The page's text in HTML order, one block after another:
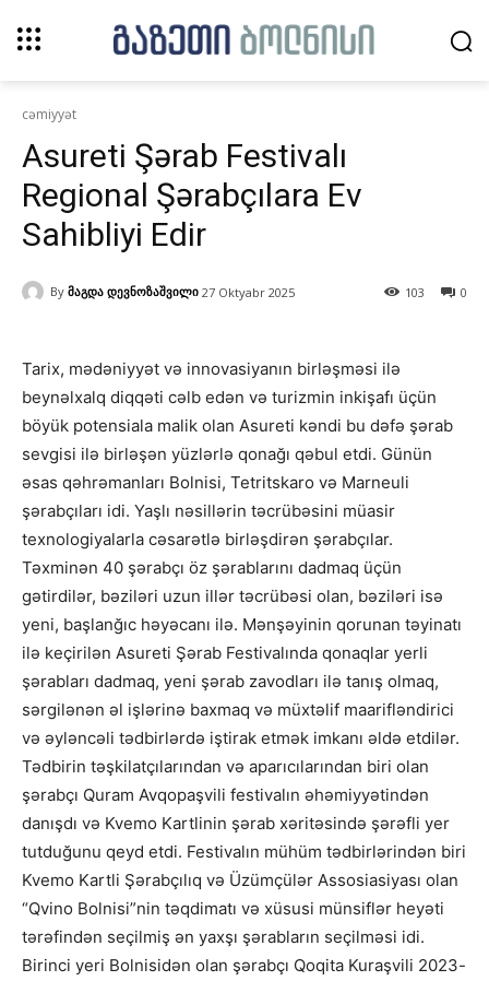
cəmiyyət
Asureti Şərab Festivalı
Regional Şərabçılara Ev
Sahibliyi Edir
By მაგდა დევნოზაშვილი 27 Oktyabr 2025 0
103
Tarix, mədəniyyət və innovasiyanın birləşməsi ilə
beynəlxalq diqqəti cəlb edən və turizmin inkişafı üçün
böyük potensiala malik olan Asureti kəndi bu dəfə şərab
sevgisi ilə birləşən yüzlərlə qonağı qəbul etdi. Günün
əsas qəhrəmanları Bolnisi, Tetritskaro və Marneuli
şərabçıları idi. Yaşlı nəsillərin təcrübəsini müasir
texnologiyalarla cəsarətlə birləşdirən şərabçılar.
Təxminən 40 şərabçı öz şərablarını dadmaq üçün
gətirdilər, bəziləri uzun illər təcrübəsi olan, bəziləri isə
yeni, başlanğıc həyəcanı ilə. Mənşəyinin qorunan təyinatı
ilə keçirilən Asureti Şərab Festivalında qonaqlar yerli
şərabları dadmaq, yeni şərab zavodları ilə tanış olmaq,
sərgilənən əl işlərinə baxmaq və müxtəlif maarifləndirici
və əyləncəli tədbirlərdə iştirak etmək imkanı əldə etdilər.
Tədbirin təşkilatçılarından və aparıcılarından biri olan
şərabçı Quram Avqopaşvili festivalın əhəmiyyətindən
danışdı və Kvemo Kartlinin şərab xəritəsində şərəfli yer
tutduğunu qeyd etdi. Festivalın mühüm tədbirlərindən biri
Kvemo Kartli Şərabçılıq və Üzümçülər Assosiasiyası olan
“Qvino Bolnisi”nin təqdimatı və xüsusi münsiflər heyəti
tərəfindən seçilmiş ən yaxşı şərabların seçilməsi idi.
Birinci yeri Bolnisidən olan şərabçı Qoqita Kuraşvili 2023-